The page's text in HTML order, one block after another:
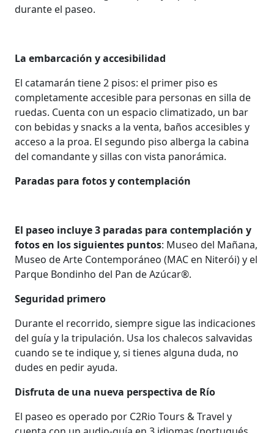
durante el paseo.
La embarcación y accesibilidad
El catamarán tiene 2 pisos: el primer piso es
completamente accesible para personas en silla de
ruedas. Cuenta con un espacio climatizado, un bar
con bebidas y snacks a la venta, baños accesibles y
acceso a la proa. El segundo piso alberga la cabina
del comandante y sillas con vista panorámica.
Paradas para fotos y contemplación
El paseo incluye 3 paradas para contemplación y
fotos en los siguientes puntos: Museo del Mañana,
Museo de Arte Contemporáneo (MAC en Niterói) y el
Parque Bondinho del Pan de Azúcar®️.
Seguridad primero
Durante el recorrido, siempre sigue las indicaciones
del guía y la tripulación. Usa los chalecos salvavidas
cuando se te indique y, si tienes alguna duda, no
dudes en pedir ayuda.
Disfruta de una nueva perspectiva de Río
El paseo es operado por C2Rio Tours & Travel y